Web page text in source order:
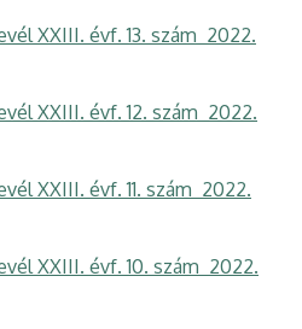
XXIII. évf. 13. szám 2022.
XXIII. évf. 12. szám 2022.
XXIII. évf. 11. szám 2022.
XXIII. évf. 10. szám 2022.